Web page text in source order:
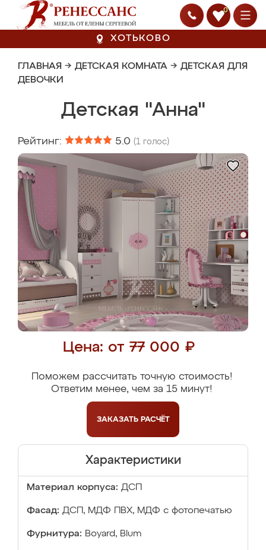
0
ХОТЬКОВО
ГЛАВНАЯ → ДЕТСКАЯ КОМНАТА → ДЕТСКАЯ ДЛЯ
ДЕВОЧКИ
Детская "Анна"
Рейтинг: 5.0 (1 голос)
Цена: от 77 000 ₽
Поможем рассчитать точную стоимость!
Ответим менее, чем за 15 минут!
ЗАКАЗАТЬ РАСЧЁТ
Характеристики
Материал корпуса: ДСП
Фасад: ДСП, МДФ ПВХ, МДФ с фотопечатью
Фурнитура: Boyard, Blum